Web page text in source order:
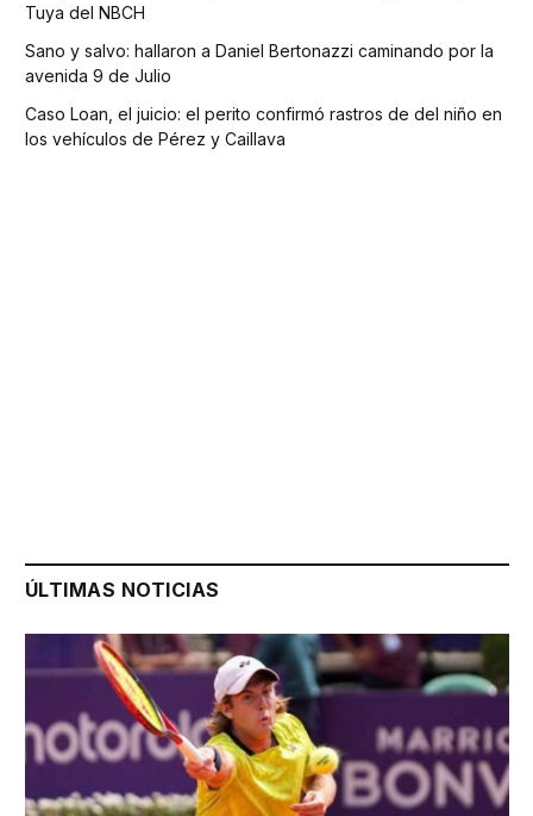
Tuya del NBCH
Sano y salvo: hallaron a Daniel Bertonazzi caminando por la
avenida 9 de Julio
Caso Loan, el juicio: el perito confirmó rastros de del niño en
los vehículos de Pérez y Caillava
ÚLTIMAS NOTICIAS